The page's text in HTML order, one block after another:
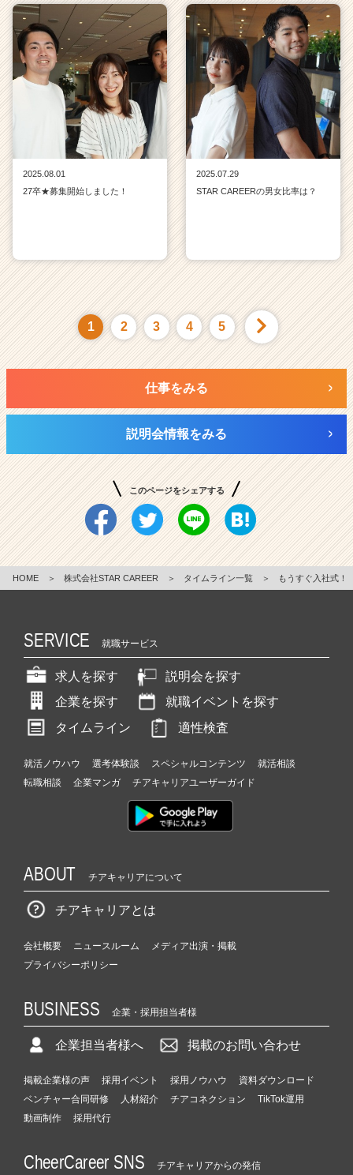
2025.08.01
27卒★募集開始しました！
2025.07.29
STAR CAREERの男女比率は？
1 2 3 4 5
仕事をみる
説明会情報をみる
このページをシェアする
HOME ＞ 株式会社STAR CAREER ＞ タイムライン一覧 ＞ もうすぐ入社式！
SERVICE 就職サービス
求人を探す
説明会を探す
企業を探す
就職イベントを探す
タイムライン
適性検査
就活ノウハウ 選考体験談 スペシャルコンテンツ
就活相談
転職相談
企業マンガ チアキャリアユーザーガイド
ABOUT チアキャリアについて
チアキャリアとは
会社概要 ニュースルーム
メディア出演・掲載
プライバシーポリシー
BUSINESS 企業・採用担当者様
企業担当者様へ 掲載のお問い合わせ
掲載企業様の声 採用イベント 採用ノウハウ
資料ダウンロード
ベンチャー合同研修
人材紹介 チアコネクション
TikTok運用
動画制作
採用代行
CheerCareer SNS チアキャリアからの発信